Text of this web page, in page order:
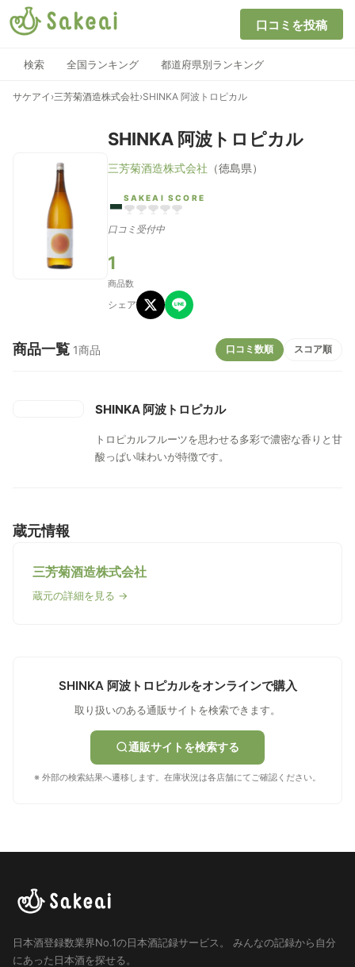
口コミを投稿
検索 全国ランキング 都道府県別ランキング
サケアイ ›三芳菊酒造株式会社›SHINKA 阿波トロピカル
SHINKA 阿波トロピカル
三芳菊酒造株式会社 （徳島県）
-SAKEAI SCORE
口コミ受付中
1
商品数
シェア
商品一覧 1商品 口コミ数順 スコア順
SHINKA 阿波トロピカル
トロピカルフルーツを思わせる多彩で濃密な香りと甘
酸っぱい味わいが特徴です。
蔵元情報
三芳菊酒造株式会社
蔵元の詳細を見る →
SHINKA 阿波トロピカルをオンラインで購入
取り扱いのある通販サイトを検索できます。
通販サイトを検索する
※ 外部の検索結果へ遷移します。在庫状況は各店舗にてご確認ください。
日本酒登録数業界No.1の日本酒記録サービス。
みんなの記録から自分
にあった日本酒を探せる。